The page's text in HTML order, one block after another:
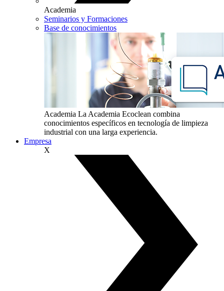
Academia
Seminarios y Formaciones
Base de conocimientos
Academia La Academia Ecoclean combina
conocimientos específicos en tecnología de limpieza
industrial con una larga experiencia.
Empresa
X